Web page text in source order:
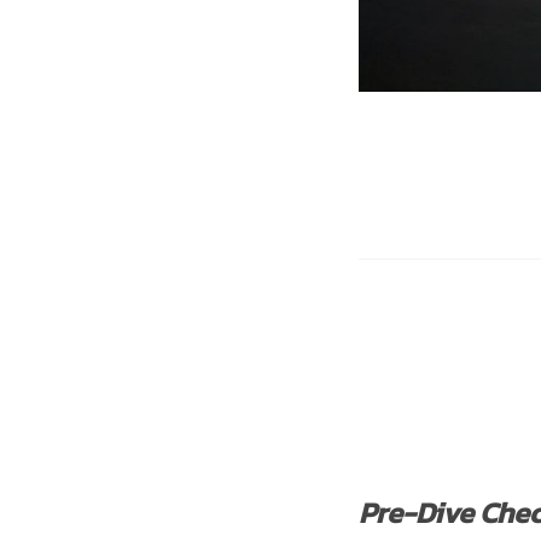
Pre-Dive